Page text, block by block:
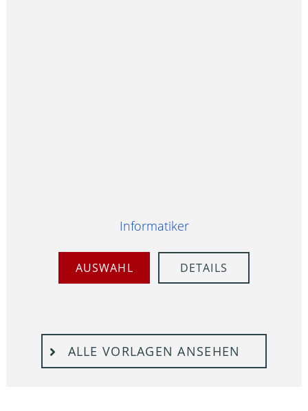
Informatiker
AUSWAHL DETAILS
ALLE VORLAGEN ANSEHEN